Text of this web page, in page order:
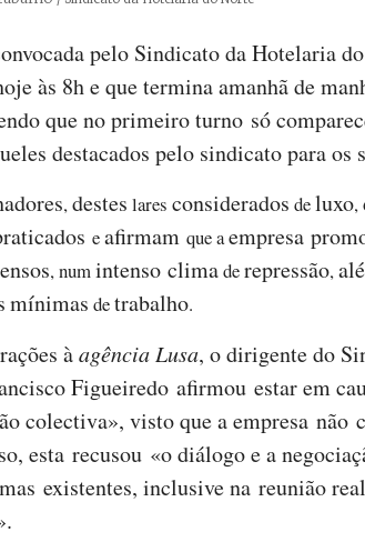
pelo Sindicato da Hotelaria
às 8h e que termina amanhã de
que no primeiro turno só
destacados pelo sindicato para
,destes lares considerados deluxo,
eafirmam que aempresa
, numintenso climaderepressão,
mínimas detrabalho.
àagência Lusa, o dirigente do
Figueiredo afirmou estar em
colectiva», visto que a empresa não
esta recusou «o diálogo e a
existentes, inclusive na reunião